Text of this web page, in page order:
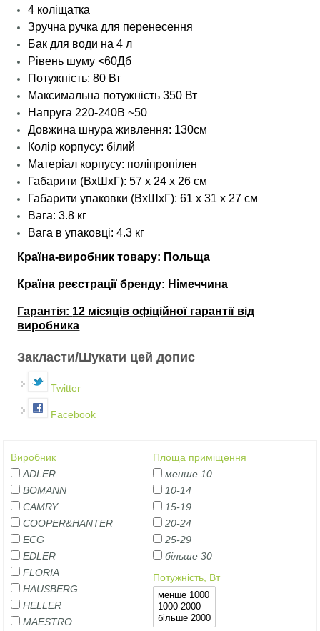
4 коліщатка
Зручна ручка для перенесення
Бак для води на 4 л
Рівень шуму <60Дб
Потужність: 80 Вт
Максимальна потужність 350 Вт
Напруга 220-240В ~50
Довжина шнура живлення: 130см
Колір корпусу: білий
Матеріал корпусу: поліпропілен
Габарити (ВхШхГ): 57 x 24 х 26 см
Габарити упаковки (ВхШхГ): 61 х 31 х 27 см
Вага: 3.8 кг
Вага в упаковці: 4.3 кг
Країна-виробник товару: Польща
Країна реєстрації бренду: Німеччина
Гарантія: 12 місяців офіційної гарантії від
виробника
Закласти/Шукати цей допис
Twitter
Facebook
Виробник
ADLER
BOMANN
CAMRY
COOPER&HANTER
ECG
EDLER
FLORIA
HAUSBERG
HELLER
MAESTRO
Площа приміщення
менше 10
10-14
15-19
20-24
25-29
більше 30
Потужність, Вт